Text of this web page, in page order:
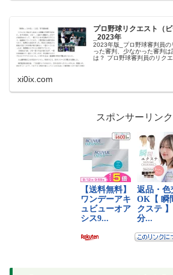
プロ野球リクエスト（
_2023年
2023年版_プロ野球審判員
った審判、少なかった審判
は？ プロ野球審判員のリク
xi0ix.com
スポンサーリンク